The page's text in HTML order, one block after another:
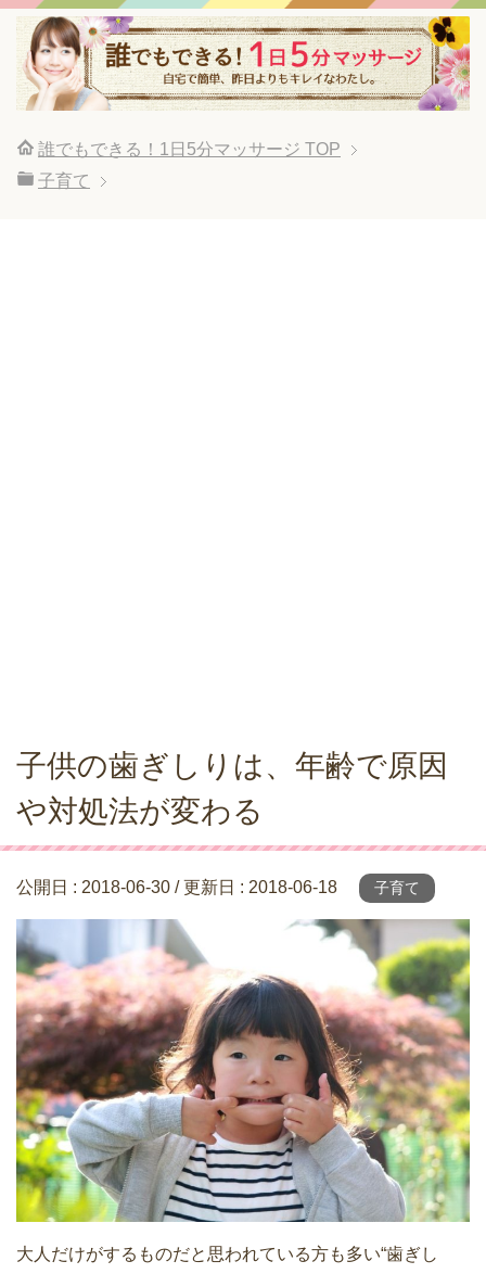
誰でもできる！1日5分マッサージ TOP
子育て
子供の歯ぎしりは、年齢で原因
や対処法が変わる
公開日 : 2018-06-30 / 更新日 : 2018-06-18 子育て
大人だけがするものだと思われている方も多い“歯ぎし